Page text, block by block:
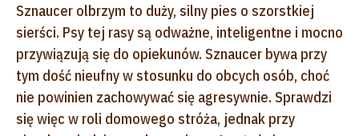
Sznaucer olbrzym to duży, silny pies o szorstkiej
sierści. Psy tej rasy są odważne, inteligentne i mocno
przywiązują się do opiekunów. Sznaucer bywa przy
tym dość nieufny w stosunku do obcych osób, choć
nie powinien zachowywać się agresywnie. Sprawdzi
się więc w roli domowego stróża, jednak przy